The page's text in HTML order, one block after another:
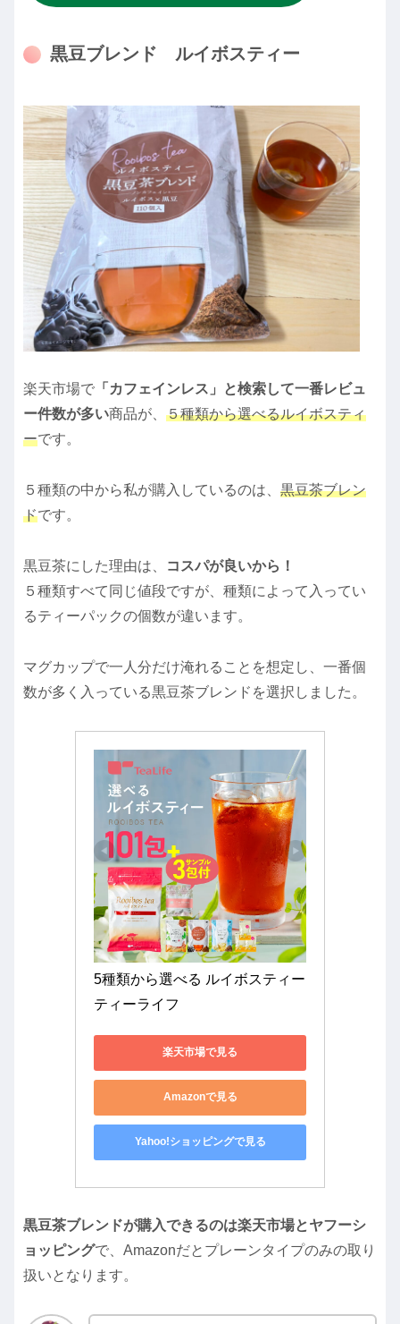
黒豆ブレンド ルイボスティー
楽天市場で 「カフェインレス」と検索して一番レビュ
ー件数が多い商品が、 ５種類から選べるルイボスティ
ーです。
５種類の中から私が購入しているのは、 黒豆茶ブレン
ドです。
黒豆茶にした理由は、
コスパが良いから！
５種類すべて同じ値段ですが、種類によって入ってい
るティーパックの個数が違います。
マグカップで一人分だけ淹れることを想定し、一番個
数が多く入っている黒豆茶ブレンドを選択しました。
5種類から選べる ルイボスティー
ティーライフ
楽天市場で見る
Amazonで見る
Yahoo!ショッピングで見る
黒豆茶ブレンドが購入できるのは楽天市場とヤフーシ
ョッピングで、Amazonだとプレーンタイプのみの取り
扱いとなります。